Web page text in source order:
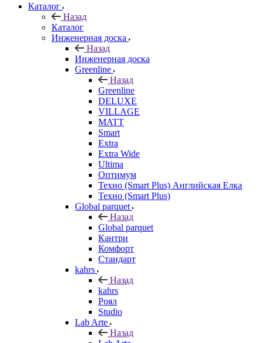
Каталог
Назад
Каталог
Инженерная доска
Назад
Инженерная доска
Greenline
Назад
Greenline
DELUXE
VILLAGE
MATT
Smart
Extra
Extra Wide
Ultima
Оптимум
Техно (Smart Plus) Английская Елка
Техно (Smart Plus)
Global parquet
Назад
Global parquet
Кантри
Комфорт
Стандарт
kahrs
Назад
kahrs
Роял
Studio
Lab Arte
Назад